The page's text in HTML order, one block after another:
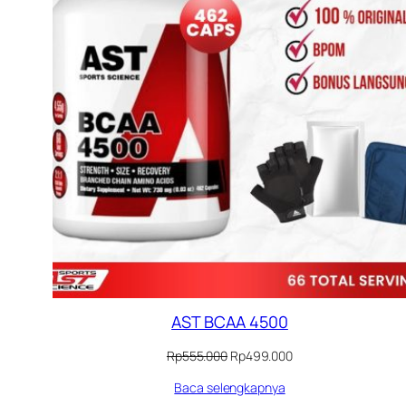
AST BCAA 4500
Rp555.000 Harga
adalah:
Rp499.000Harga
Baca selengkapnya